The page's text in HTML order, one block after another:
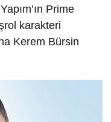
Prime
karakteri
Kerem Bürsin